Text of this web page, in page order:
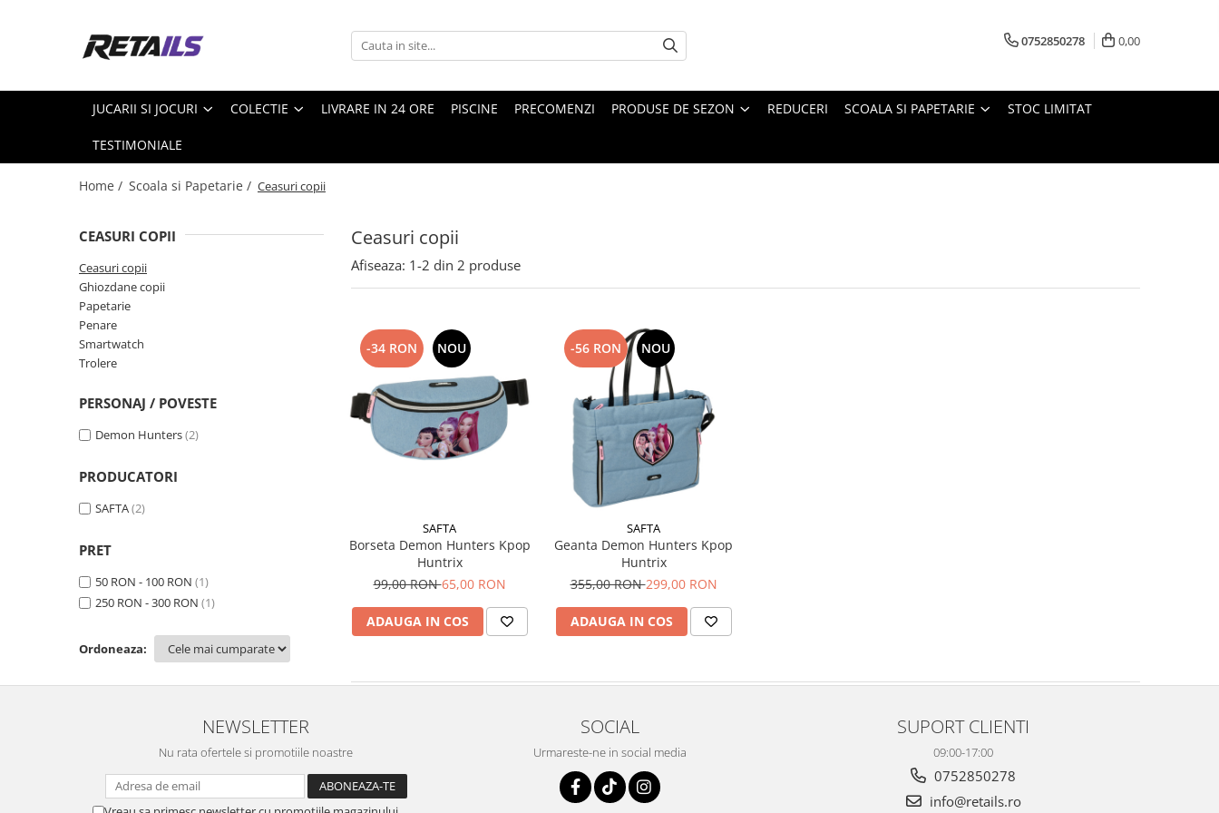
Jucarii si jocuri
Colectie
Figurine Exclusive
Mystery box
Produse de sezon
Scoala si Papetarie
0752850278 0,00
JUCARII SI JOCURI COLECTIE LIVRARE IN 24 ORE PISCINE PRECOMENZI PRODUSE DE SEZON REDUCERI SCOALA SI PAPETARIE STOC LIMITAT
TESTIMONIALE
Home / Scoala si Papetarie / Ceasuri copii
Ceasuri copii
CEASURI COPII
Ceasuri copii
Ghiozdane copii
Papetarie
Penare
Smartwatch
Trolere
PERSONAJ / POVESTE
Demon Hunters(2)
PRODUCATORI
SAFTA(2)
PRET
50 RON - 100 RON (1)
250 RON - 300 RON (1)
Ordoneaza:
Afiseaza: 1-2 din 2 produse
-34 RON NOU
SAFTA
Borseta Demon Hunters Kpop
Huntrix
99,00 RON65,00 RON
ADAUGA IN COS
-56 RON NOU
SAFTA
Geanta Demon Hunters Kpop
Huntrix
355,00 RON299,00 RON
ADAUGA IN COS
NEWSLETTER
Nu rata ofertele si promotiile noastre
SOCIAL
Urmareste-ne in social media
SUPORT CLIENTI
09:00-17:00
0752850278
info@retails.ro